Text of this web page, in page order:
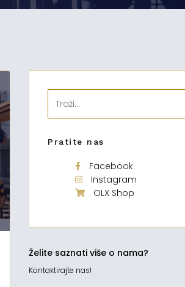
Pratite nas
Facebook
Instagram
OLX Shop
Želite saznati više o nama?
Kontaktirajte nas!